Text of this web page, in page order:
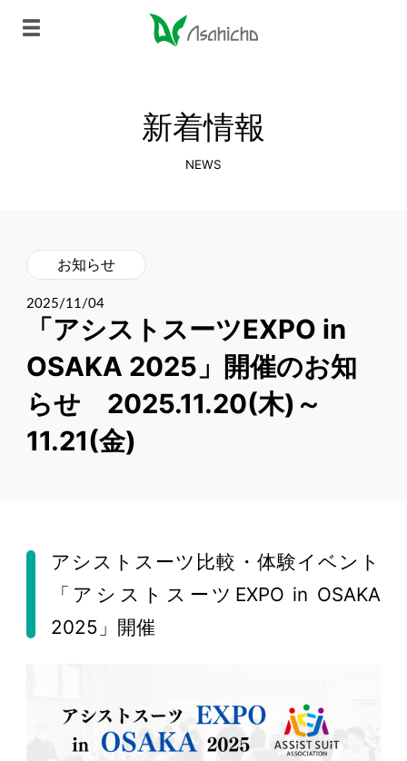
新着情報
NEWS
お知らせ
2025/11/04
「アシストスーツEXPO in
OSAKA 2025」開催のお知
らせ 2025.11.20(木)～
11.21(金)
アシストスーツ比較・体験イベント
「アシストスーツEXPO in OSAKA
2025」開催